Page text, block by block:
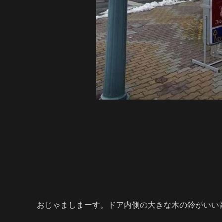
おじゃましまーす。ドア内側の大きな木の鈴がいい